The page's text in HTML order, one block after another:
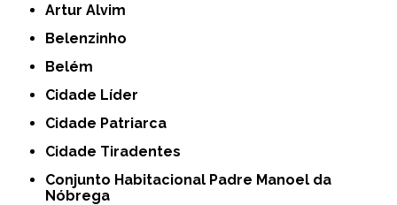
Artur Alvim
Belenzinho
Belém
Cidade Líder
Cidade Patriarca
Cidade Tiradentes
Conjunto Habitacional Padre Manoel da
Nóbrega